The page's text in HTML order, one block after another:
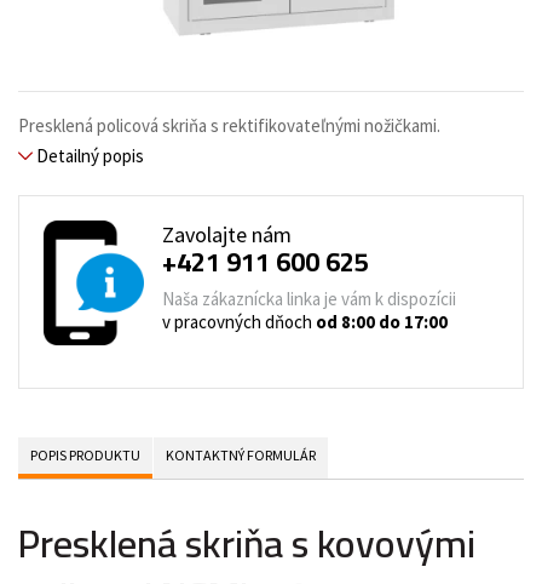
Presklená policová skriňa s rektifikovateľnými nožičkami.
Detailný popis
Zavolajte nám
+421 911 600 625
Naša zákaznícka linka je vám k dispozícii
v pracovných dňoch od 8:00 do 17:00
POPIS PRODUKTU KONTAKTNÝ FORMULÁR
Presklená skriňa s kovovými